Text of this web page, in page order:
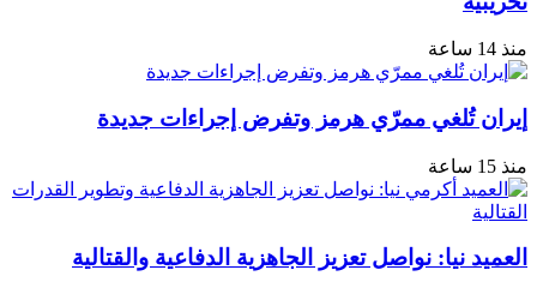
منذ 14 ساعة
إيران تُلغي ممرّي هرمز وتفرض إجراءات جديدة
منذ 15 ساعة
العميد نيا: نواصل تعزيز الجاهزية الدفاعية والقتالية